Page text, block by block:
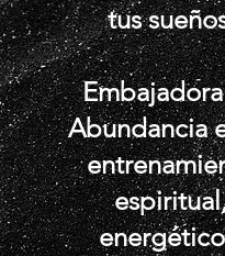
tus
Abundancia